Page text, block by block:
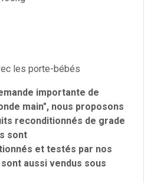
les porte-bébés
importante de
main", nous proposons
reconditionnés de grade
sont
et testés par nos
aussi vendus sous